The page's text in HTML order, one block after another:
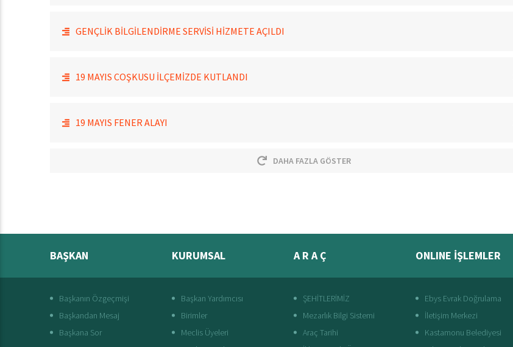
GENÇLİK BİLGİLENDİRME SERVİSİ HİZMETE AÇILDI
19 MAYIS COŞKUSU İLÇEMİZDE KUTLANDI
19 MAYIS FENER ALAYI
DAHA FAZLA GÖSTER
BAŞKAN
Başkanın Özgeçmişi
Başkandan Mesaj
Başkana Sor
KURUMSAL
Başkan Yardımcısı
Birimler
Meclis Üyeleri
A R A Ç
ŞEHİTLERİMİZ
Mezarlık Bilgi Sistemi
Araç Tarihi
ONLINE İŞLEMLER
Ebys Evrak Doğrulama
İletişim Merkezi
Kastamonu Belediyesi